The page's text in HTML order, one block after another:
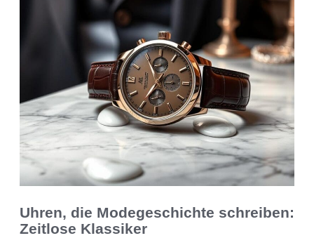
Uhren, die Modegeschichte schreiben:
Zeitlose Klassiker